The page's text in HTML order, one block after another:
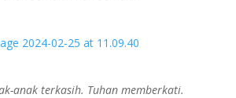
anak terkasih. Tuhan memberkati.